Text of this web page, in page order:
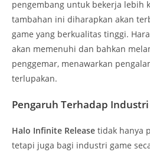
pengembang untuk bekerja lebih
tambahan ini diharapkan akan
game yang berkualitas tinggi.
akan memenuhi dan bahkan
penggemar, menawarkan
terlupakan.
Pengaruh Terhadap Industri
Halo Infinite Release tidak hanya
tetapi juga bagi industri game